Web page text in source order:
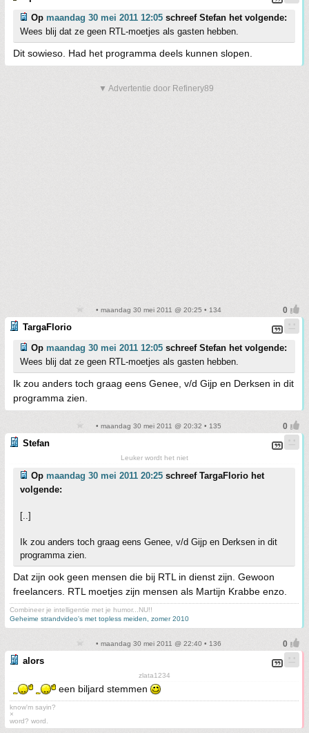
Op maandag 30 mei 2011 12:05 schreef Stefan het volgende:
Wees blij dat ze geen RTL-moetjes als gasten hebben.
Dit sowieso. Had het programma deels kunnen slopen.
▼ Advertentie door Refinery89
• maandag 30 mei 2011 @ 20:25 • 134
TargaFlorio
Op maandag 30 mei 2011 12:05 schreef Stefan het volgende:
Wees blij dat ze geen RTL-moetjes als gasten hebben.
Ik zou anders toch graag eens Genee, v/d Gijp en Derksen in dit
programma zien.
• maandag 30 mei 2011 @ 20:32 • 135
Stefan
Leuker wordt het niet
Op maandag 30 mei 2011 20:25 schreef TargaFlorio het
volgende:
[..]
Ik zou anders toch graag eens Genee, v/d Gijp en Derksen in dit
programma zien.
Dat zijn ook geen mensen die bij RTL in dienst zijn. Gewoon
freelancers. RTL moetjes zijn mensen als Martijn Krabbe enzo.
Combineer je intelligentie met je humor...NU!!
Geheime strandvideo's met topless meiden, zomer 2010
• maandag 30 mei 2011 @ 22:40 • 136
alors
zlata1234
een biljard stemmen
know'm sayin?
×
word? word.